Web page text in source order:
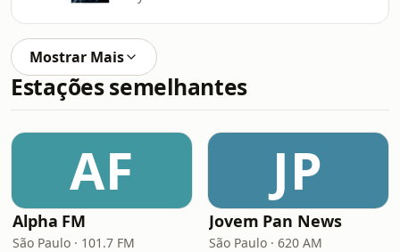
Mostrar Mais
Estações semelhantes
AF
Alpha FM
São Paulo · 101.7 FM
JP
Jovem Pan News
São Paulo · 620 AM